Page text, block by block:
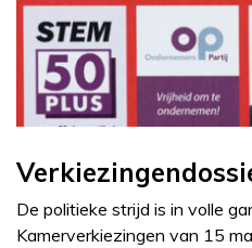
De politieke strijd is in volle
Kamerverkiezingen van 15